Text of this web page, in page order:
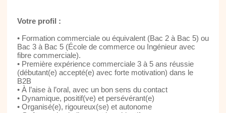
Votre profil :
• Formation commerciale ou équivalent (Bac 2 à Bac 5) ou
Bac 3 à Bac 5 (École de commerce ou Ingénieur avec
fibre commerciale).
• Première expérience commerciale 3 à 5 ans réussie
(débutant(e) accepté(e) avec forte motivation) dans le
B2B
• À l’aise à l’oral, avec un bon sens du contact
• Dynamique, positif(ve) et persévérant(e)
• Organisé(e), rigoureux(se) et autonome